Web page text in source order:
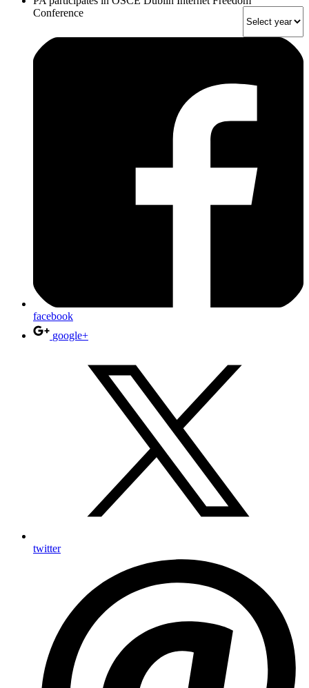
Conference
facebook
google+
twitter